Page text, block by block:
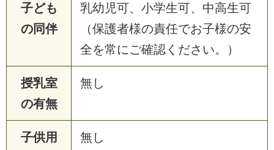
子ども
の同伴
乳幼児可、小学生可、中高生可
（保護者様の責任でお子様の安
全を常にご確認ください。）
授乳室
の有無
無し
子供用
無し